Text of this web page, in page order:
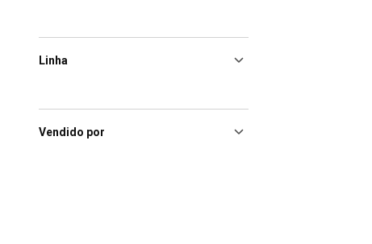
Linha
Vendido por